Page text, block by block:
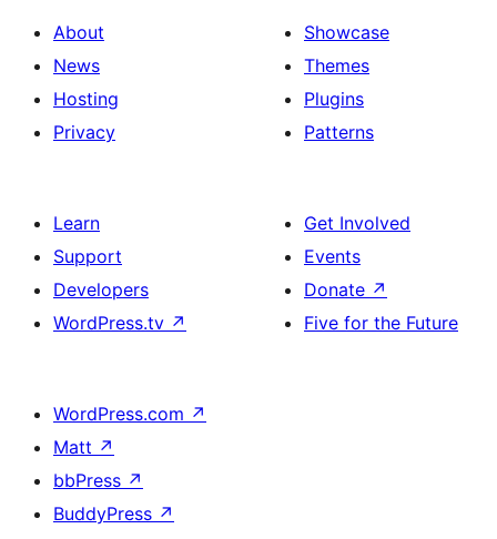
About
News
Hosting
Privacy
Showcase
Themes
Plugins
Patterns
Learn
Support
Developers
WordPress.tv ↗
Get Involved
Events
Donate ↗
Five for the Future
WordPress.com ↗
Matt ↗
bbPress ↗
BuddyPress ↗